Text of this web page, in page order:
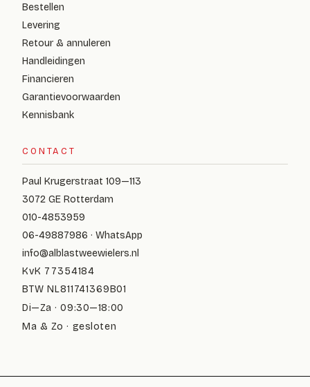
Bestellen
Levering
Retour & annuleren
Handleidingen
Financieren
Garantievoorwaarden
Kennisbank
CONTACT
Paul Krugerstraat 109—113
3072 GE Rotterdam
010-4853959
06-49887986 · WhatsApp
info@alblastweewielers.nl
KvK 77354184
BTW NL811741369B01
Di—Za · 09:30—18:00
Ma & Zo · gesloten